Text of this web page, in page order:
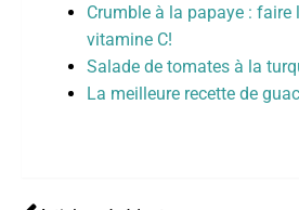
Crumble à la papaye : faire
vitamine C!
Salade de tomates à la
La meilleure recette de